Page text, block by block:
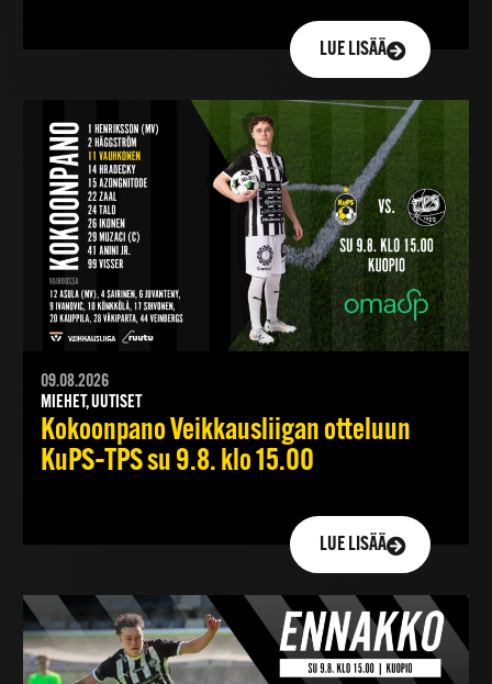
LUE LISÄÄ
09.08.2026
MIEHET, UUTISET
Kokoonpano Veikkausliigan otteluun
KuPS–TPS su 9.8. klo 15.00
LUE LISÄÄ